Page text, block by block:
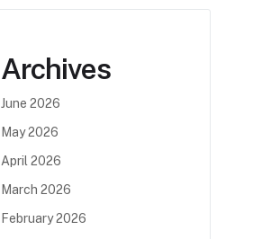
Archives
June 2026
May 2026
April 2026
March 2026
February 2026